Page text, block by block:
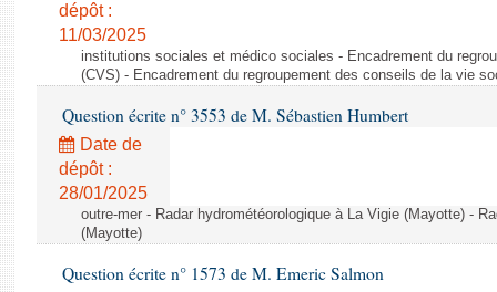
dépôt :
11/03/2025
institutions sociales et médico sociales - Encadrement du
(CVS) - Encadrement du regroupement des conseils de la vie
Question écrite n° 3553 de M. Sébastien Humbert
Date de
dépôt :
28/01/2025
outre-mer - Radar hydrométéorologique à La Vigie (Mayotte) -
(Mayotte)
Question écrite n° 1573 de M. Emeric Salmon